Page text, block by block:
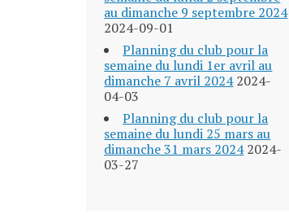
au dimanche 9 septembre 2024
2024-09-01
Planning du club pour la
semaine du lundi 1er avril au
dimanche 7 avril 2024 2024-
04-03
Planning du club pour la
semaine du lundi 25 mars au
dimanche 31 mars 2024 2024-
03-27